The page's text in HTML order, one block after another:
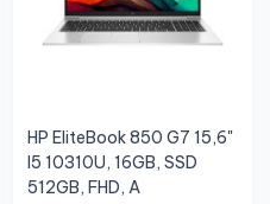
HP EliteBook 850 G7 15,6"
I5 10310U, 16GB, SSD
512GB, FHD, A